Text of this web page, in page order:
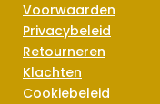
Voorwaarden
Privacybeleid
Retourneren
Klachten
Cookiebeleid